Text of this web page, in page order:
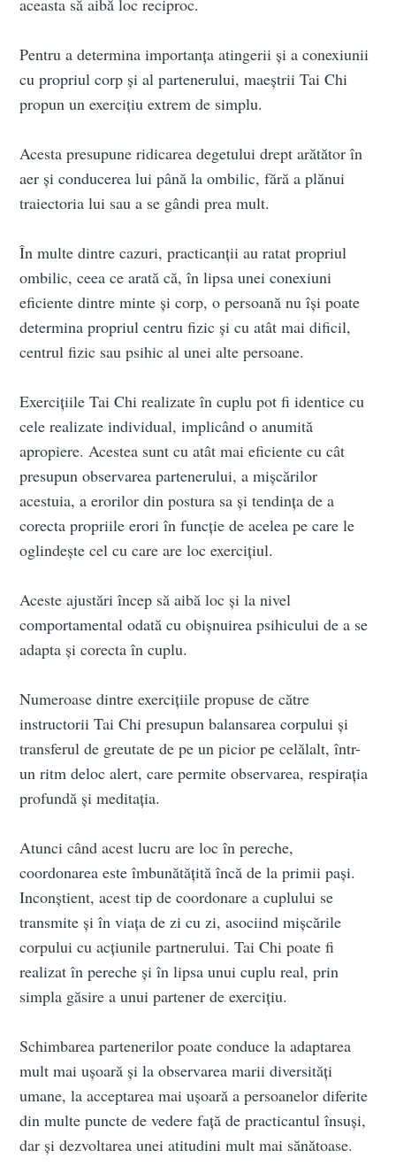
aceasta să aibă loc reciproc.
Pentru a determina importanța atingerii și a conexiunii
cu propriul corp și al partenerului, maeștrii Tai Chi
propun un exercițiu extrem de simplu.
Acesta presupune ridicarea degetului drept arătător în
aer și conducerea lui până la ombilic, fără a plănui
traiectoria lui sau a se gândi prea mult.
În multe dintre cazuri, practicanții au ratat propriul
ombilic, ceea ce arată că, în lipsa unei conexiuni
eficiente dintre minte și corp, o persoană nu își poate
determina propriul centru fizic și cu atât mai dificil,
centrul fizic sau psihic al unei alte persoane.
Exercițiile Tai Chi realizate în cuplu pot fi identice cu
cele realizate individual, implicând o anumită
apropiere. Acestea sunt cu atât mai eficiente cu cât
presupun observarea partenerului, a mișcărilor
acestuia, a erorilor din postura sa și tendința de a
corecta propriile erori în funcție de acelea pe care le
oglindește cel cu care are loc exercițiul.
Aceste ajustări încep să aibă loc și la nivel
comportamental odată cu obișnuirea psihicului de a se
adapta și corecta în cuplu.
Numeroase dintre exercițiile propuse de către
instructorii Tai Chi presupun balansarea corpului și
transferul de greutate de pe un picior pe celălalt, într-
un ritm deloc alert, care permite observarea, respirația
profundă și meditația.
Atunci când acest lucru are loc în pereche,
coordonarea este îmbunătățită încă de la primii pași.
Inconștient, acest tip de coordonare a cuplului se
transmite și în viața de zi cu zi, asociind mișcările
corpului cu acțiunile partnerului. Tai Chi poate fi
realizat în pereche și în lipsa unui cuplu real, prin
simpla găsire a unui partener de exercițiu.
Schimbarea partenerilor poate conduce la adaptarea
mult mai ușoară și la observarea marii diversități
umane, la acceptarea mai ușoară a persoanelor diferite
din multe puncte de vedere față de practicantul însuși,
dar și dezvoltarea unei atitudini mult mai sănătoase.